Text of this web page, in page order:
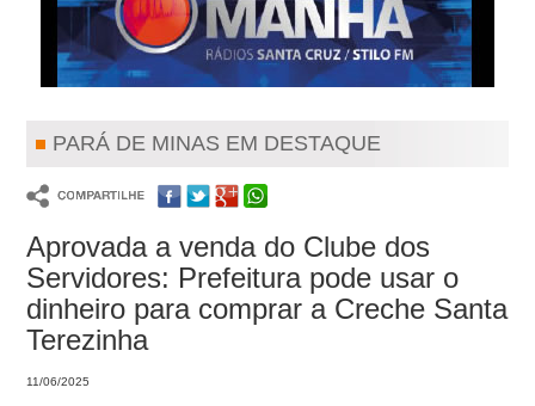
PARÁ DE MINAS EM DESTAQUE
Aprovada a venda do Clube dos
Servidores: Prefeitura pode usar o
dinheiro para comprar a Creche Santa
Terezinha
11/06/2025